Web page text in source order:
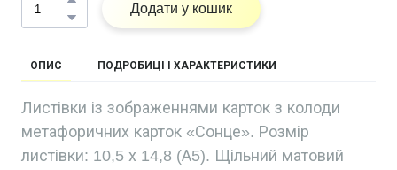
Додати у кошик
ОПИС ПОДРОБИЦІ І ХАРАКТЕРИСТИКИ
Листівки із зображеннями карток з колоди
метафоричних карток «Сонце». Розмір
листівки: 10,5 х 14,8 (А5). Щільний матовий